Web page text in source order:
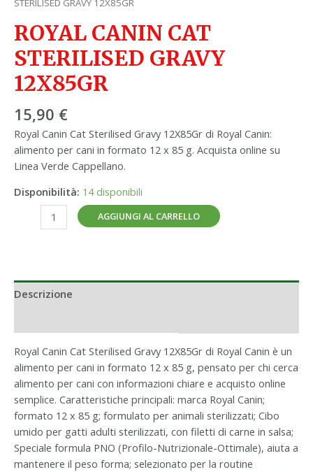
STERILISED GRAVY 12X85GR
ROYAL CANIN CAT
STERILISED GRAVY
12X85GR
15,90 €
Royal Canin Cat Sterilised Gravy 12X85Gr di Royal Canin:
alimento per cani in formato 12 x 85 g. Acquista online su
Linea Verde Cappellano.
Disponibilità: 14 disponibili
AGGIUNGI AL CARRELLO
Descrizione
Royal Canin Cat Sterilised Gravy 12X85Gr di Royal Canin è un
alimento per cani in formato 12 x 85 g, pensato per chi cerca
alimento per cani con informazioni chiare e acquisto online
semplice. Caratteristiche principali: marca Royal Canin;
formato 12 x 85 g; formulato per animali sterilizzati; Cibo
umido per gatti adulti sterilizzati, con filetti di carne in salsa;
Speciale formula PNO (Profilo-Nutrizionale-Ottimale), aiuta a
mantenere il peso forma; selezionato per la routine